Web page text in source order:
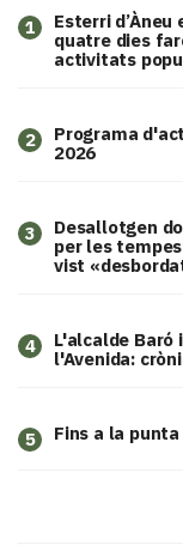
1
Esterri
quatre dies
activitats
2
Programa
2026
3
​Desallotgen
per les
vist
4
L'alcalde Baró
l'Avenida:
5 Fins a la punta